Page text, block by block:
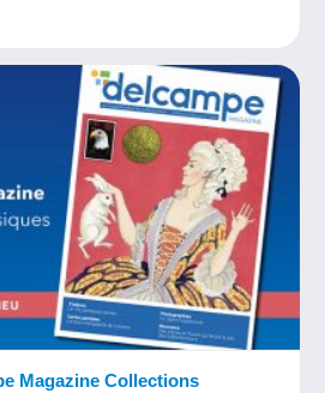
Magazine Collections